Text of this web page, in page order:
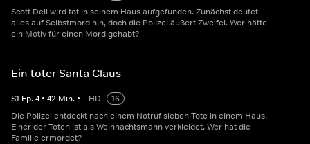
Scott Dell wird tot in seinem Haus aufgefunden. Zunächst deutet
alles auf Selbstmord hin, doch die Polizei äußert Zweifel. Wer hätte
ein Motiv für einen Mord gehabt?
Ein toter Santa Claus
S1 Ep.4 • 42 Min. • HD
16
Die Polizei entdeckt nach einem Notruf sieben Tote in einem Haus.
Einer der Toten ist als Weihnachtsmann verkleidet. Wer hat die
Familie ermordet?